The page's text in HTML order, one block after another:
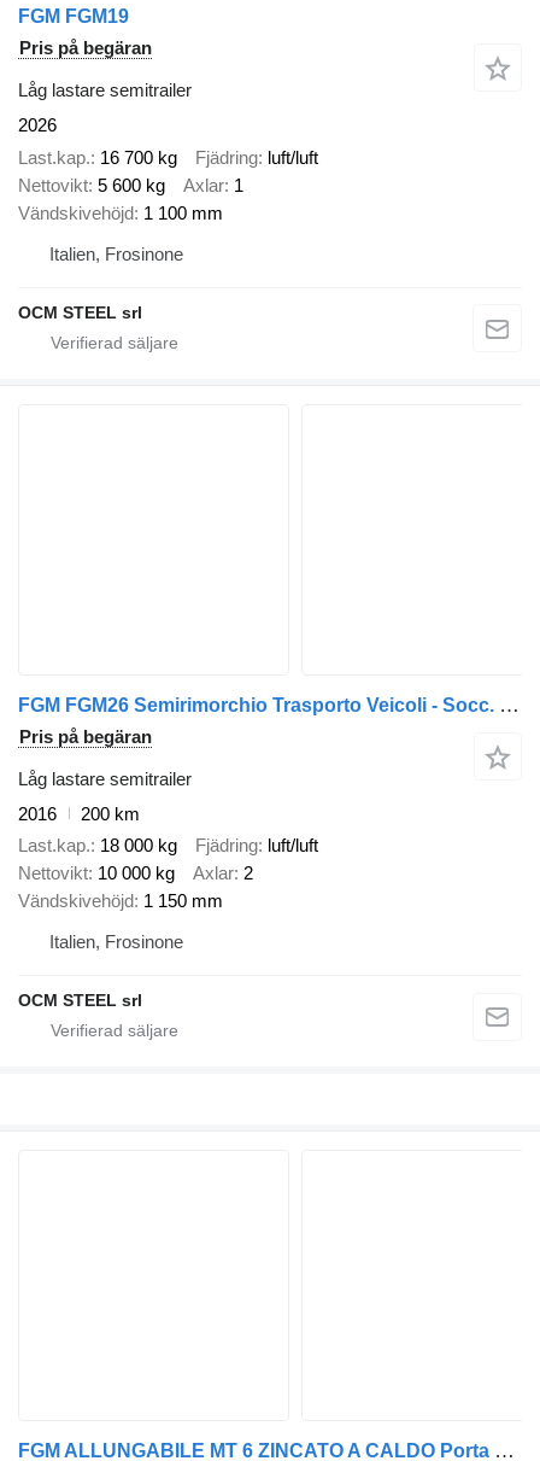
FGM FGM19
Pris på begäran
Låg lastare semitrailer
2026
Last.kap. 16 700 kg Fjädring luft/luft
Nettovikt 5 600 kg Axlar 1
Vändskivehöjd 1 100 mm
Italien, Frosinone
OCM STEEL srl
FGM FGM26 Semirimorchio Trasporto Veicoli - Socc. stradale
Pris på begäran
Låg lastare semitrailer
2016
200 km
Last.kap. 18 000 kg Fjädring luft/luft
Nettovikt 10 000 kg Axlar 2
Vändskivehöjd 1 150 mm
Italien, Frosinone
OCM STEEL srl
FGM ALLUNGABILE MT 6 ZINCATO A CALDO Porta containers - sist. Bevola